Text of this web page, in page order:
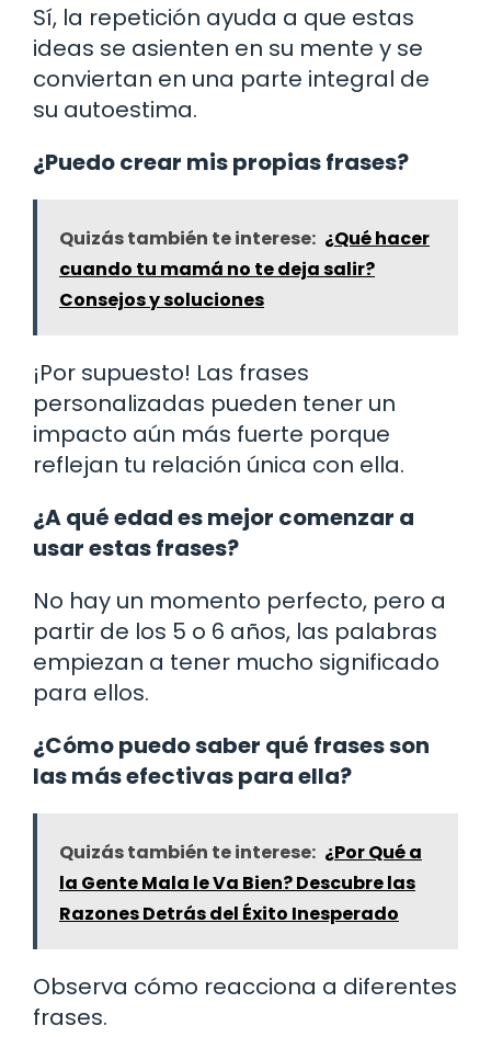
Sí, la repetición ayuda a que estas
ideas se asienten en su mente y se
conviertan en una parte integral de
su autoestima.
¿Puedo crear mis propias frases?
Quizás también te interese: ¿Qué hacer
cuando tu mamá no te deja salir?
Consejos y soluciones
¡Por supuesto! Las frases
personalizadas pueden tener un
impacto aún más fuerte porque
reflejan tu relación única con ella.
¿A qué edad es mejor comenzar a
usar estas frases?
No hay un momento perfecto, pero a
partir de los 5 o 6 años, las palabras
empiezan a tener mucho significado
para ellos.
¿Cómo puedo saber qué frases son
las más efectivas para ella?
Quizás también te interese: ¿Por Qué a
la Gente Mala le Va Bien? Descubre las
Razones Detrás del Éxito Inesperado
Observa cómo reacciona a diferentes
frases.